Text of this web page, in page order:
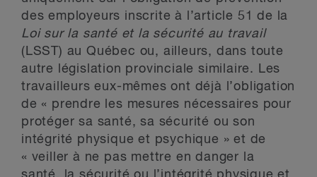
des employeurs inscrite à l’article 51 de la
Loi sur la santé et la sécurité au travail
(LSST) au Québec ou, ailleurs, dans toute
autre législation provinciale similaire. Les
travailleurs eux-mêmes ont déjà l’obligation
de « prendre les mesures nécessaires pour
protéger sa santé, sa sécurité ou son
intégrité physique et psychique » et de
« veiller à ne pas mettre en danger la